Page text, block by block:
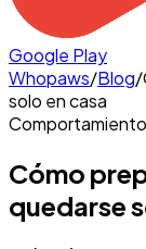
Google Play
Whopaws/Blog/
solo en casa
Comportamiento
Cómo
quedarse